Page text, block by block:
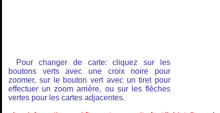
Pour changer de carte: cliquez sur les
boutons verts avec une croix noire pour
zoomer, sur le bouton vert avec un tiret pour
effectuer un zoom arrière, ou sur les flèches
vertes pour les cartes adjacentes.